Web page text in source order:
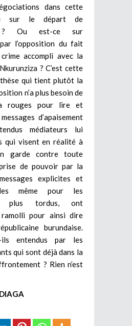
dans cette
sur le départ de
? Ou est-ce sur
l’opposition du fait
accompli avec la
? C’est cette
qui tient plutôt la
n’a plus besoin de
rouges pour lire et
d’apaisement
médiateurs lui
qui visent en réalité à
garde contre toute
de pouvoir par la
explicites et
même pour les
plus tordus, ont
ramolli pour ainsi dire
burundaise.
ils entendus par les
qui sont déjà dans la
? Rien n’est